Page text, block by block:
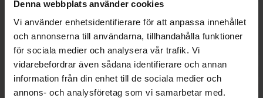
Denna webbplats använder cookies
Vi använder enhetsidentifierare för att anpassa innehållet
och annonserna till användarna, tillhandahålla funktioner
för sociala medier och analysera vår trafik. Vi
vidarebefordrar även sådana identifierare och annan
information från din enhet till de sociala medier och
annons- och analysföretag som vi samarbetar med.
Felko Mega Gummies American
Hamburger 120g
37.76 kr
Köp
Asian Food